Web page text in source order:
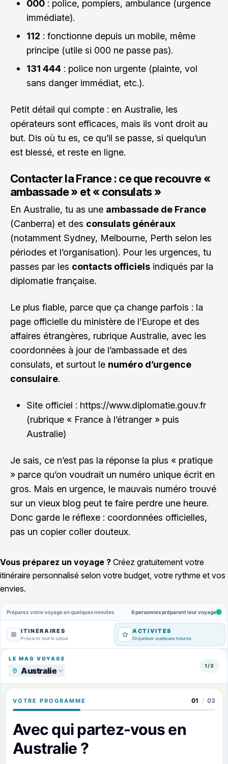
000 : police, pompiers, ambulance (urgence
immédiate).
112 : fonctionne depuis un mobile, même
principe (utile si 000 ne passe pas).
131 444 : police non urgente (plainte, vol
sans danger immédiat, etc.).
Petit détail qui compte : en Australie, les
opérateurs sont efficaces, mais ils vont droit au
but. Dis où tu es, ce qu’il se passe, si quelqu’un
est blessé, et reste en ligne.
Contacter la France : ce que recouvre «
ambassade » et « consulats »
En Australie, tu as une ambassade de France
(Canberra) et des consulats généraux
(notamment Sydney, Melbourne, Perth selon les
périodes et l’organisation). Pour les urgences, tu
passes par les contacts officiels indiqués par la
diplomatie française.
Le plus fiable, parce que ça change parfois : la
page officielle du ministère de l’Europe et des
affaires étrangères, rubrique Australie, avec les
coordonnées à jour de l’ambassade et des
consulats, et surtout le numéro d’urgence
consulaire.
Site officiel : https://www.diplomatie.gouv.fr
(rubrique « France à l’étranger » puis
Australie)
Je sais, ce n’est pas la réponse la plus « pratique
» parce qu’on voudrait un numéro unique écrit en
gros. Mais en urgence, le mauvais numéro trouvé
sur un vieux blog peut te faire perdre une heure.
Donc garde le réflexe : coordonnées officielles,
pas un copier coller douteux.
Vous préparez un voyage ? Créez gratuitement votre
itinéraire personnalisé selon votre budget, votre rythme et vos
envies.